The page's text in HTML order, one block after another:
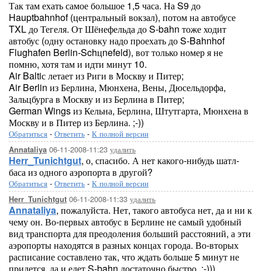
Так там ехать самое большое 1,5 часа. На S9 до
Hauptbahnhof (центральный вокзал), потом на автобусе
TXL до Тегеля. От Шёнефельда до S-bahn тоже ходит
автобус (одну остановку надо проехать до S-Bahnhof
Flughafen Berlin-Schцnefeld), вот только номер я не
помню, хотя там и идти минут 10.
Air Baltiс летает из Риги в Москву и Питер;
Air Berlin из Берлина, Мюнхена, Вены, Дюсельдорфа,
Зальцбурга в Москву и из Берлина в Питер;
German Wings из Кельна, Берлина, Штутгарта, Мюнхена в
Москву и в Питер из Берлина. ;-))
Обратиться - Ответить - К полной версии
Annataliya 06-11-2008-11:23 удалить
Herr_Tunichtgut, о, спасибо. А нет какого-нибудь шатл-
баса из одного аэропорта в другой?
Обратиться - Ответить - К полной версии
Herr_Tunichtgut 06-11-2008-11:33 удалить
Annataliya, пожалуйста. Нет, такого автобуса нет, да и ни к
чему он. Во-первых автобус в Берлине не самый удобный
вид транспорта для преодоления больший расстояний, а эти
аэропорты находятся в разных концах города. Во-вторых
расписание составлено так, что ждать больше 5 минут не